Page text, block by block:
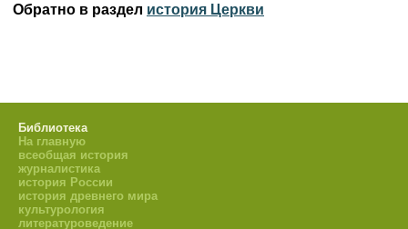
Обратно в раздел история Церкви
Библиотека
На главную
всеобщая история
журналистика
история России
история древнего мира
культурология
литературоведение